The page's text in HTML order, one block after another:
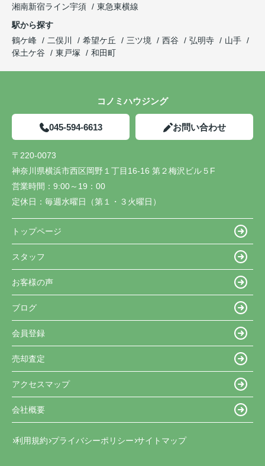
湘南新宿ライン宇須
東急東横線
駅から探す
鶴ケ峰
二俣川 希望ケ丘 三ツ境 西谷 弘明寺
山手
保土ケ谷
東戸塚 和田町
コノミハウジング
045-594-6613 お問い合わせ
〒220-0073
神奈川県横浜市西区岡野１丁目16-16 第２梅沢ビル５F
営業時間： 9:00～19：00
定休日： 毎週水曜日（第１・３火曜日）
トップページ
スタッフ
お客様の声
ブログ
会員登録
売却査定
アクセスマップ
会社概要
利用規約 プライバシーポリシー サイトマップ